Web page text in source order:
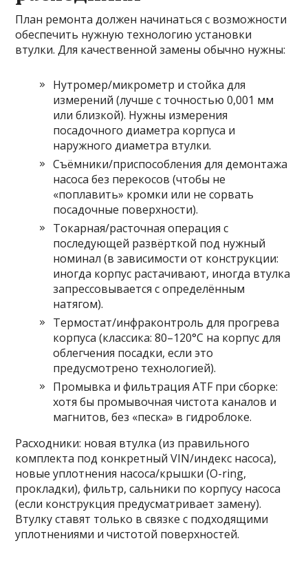
План ремонта должен начинаться с возможности
обеспечить нужную технологию установки
втулки. Для качественной замены обычно нужны:
Нутромер/микрометр и стойка для
измерений (лучше с точностью 0,001 мм
или близкой). Нужны измерения
посадочного диаметра корпуса и
наружного диаметра втулки.
Съёмники/приспособления для демонтажа
насоса без перекосов (чтобы не
«поплавить» кромки или не сорвать
посадочные поверхности).
Токарная/расточная операция с
последующей развёрткой под нужный
номинал (в зависимости от конструкции:
иногда корпус растачивают, иногда втулка
запрессовывается с определённым
натягом).
Термостат/инфраконтроль для прогрева
корпуса (классика: 80–120°C на корпус для
облегчения посадки, если это
предусмотрено технологией).
Промывка и фильтрация ATF при сборке:
хотя бы промывочная чистота каналов и
магнитов, без «песка» в гидроблоке.
Расходники: новая втулка (из правильного
комплекта под конкретный VIN/индекс насоса),
новые уплотнения насоса/крышки (O-ring,
прокладки), фильтр, сальники по корпусу насоса
(если конструкция предусматривает замену).
Втулку ставят только в связке с подходящими
уплотнениями и чистотой поверхностей.